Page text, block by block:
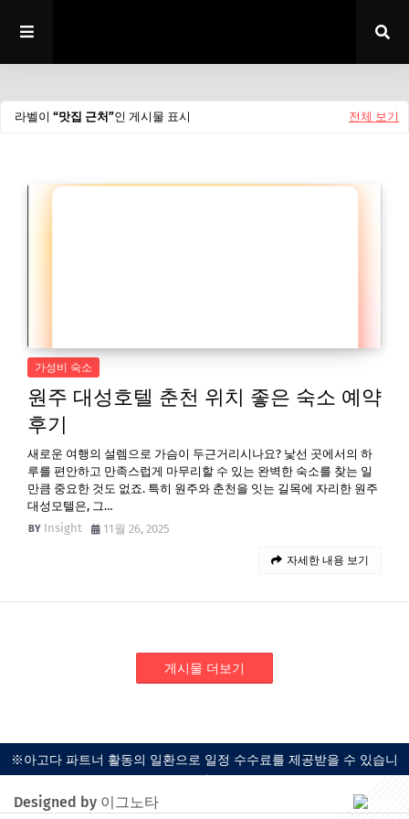
라벨이 맛집 근처 인 게시물 표시 전체 보기
가성비 숙소
원주 대성호텔 춘천 위치 좋은 숙소 예약
후기
새로운 여행의 설렘으로 가슴이 두근거리시나요? 낯선 곳에서의 하
루를 편안하고 만족스럽게 마무리할 수 있는 완벽한 숙소를 찾는 일
만큼 중요한 것도 없죠. 특히 원주와 춘천을 잇는 길목에 자리한 원주
대성모텔은, 그…
Insight
11월 26, 2025
자세한 내용 보기
게시물 더보기
※아고다 파트너 활동의 일환으로 일정 수수료를 제공받을 수 있습니
다.
Designed by 이그노타